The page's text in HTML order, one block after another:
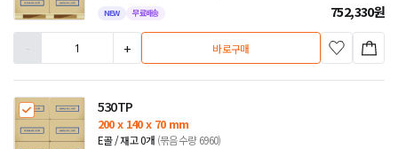
NEW 무료배송 752,330원
-
+ 바로구매
530TP
200 x 140 x 70 mm
E골 / 재고 0개 (묶음수량 6960)